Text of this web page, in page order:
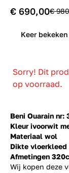
Beni Ouarain nr:
Kleur ivoorwit
Materiaal wol
Dikte vloerkleed
Afmetingen
Wij kopen deze
€ 690,00€
Keer
Sorry! Dit
op voorraad.